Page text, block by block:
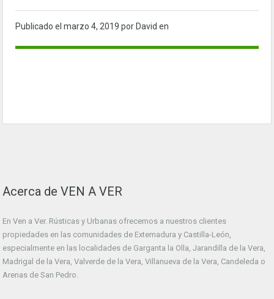
Publicado el marzo 4, 2019 por David en
Acerca de VEN A VER
En Ven a Ver. Rústicas y Urbanas ofrecemos a nuestros clientes
propiedades en las comunidades de Extemadura y Castilla-León,
especialmente en las localidades de Garganta la Olla, Jarandilla de la Vera,
Madrigal de la Vera, Valverde de la Vera, Villanueva de la Vera, Candeleda o
Arenas de San Pedro.